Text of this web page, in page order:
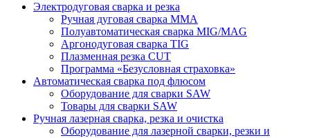
Электродуговая сварка и резка
Ручная дуговая сварка MMA
Полуавтоматическая сварка MIG/MAG
Аргонодуговая сварка TIG
Плазменная резка CUT
Программа «Безусловная страховка»
Автоматическая сварка под флюсом
Оборудование для сварки SAW
Товары для сварки SAW
Ручная лазерная сварка, резка и очистка
Оборудование для лазерной сварки, резки и